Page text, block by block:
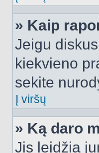
» Kaip
Jeigu
kiekvieno
sekite
Į viršų
» Ką daro
Jis leidžia